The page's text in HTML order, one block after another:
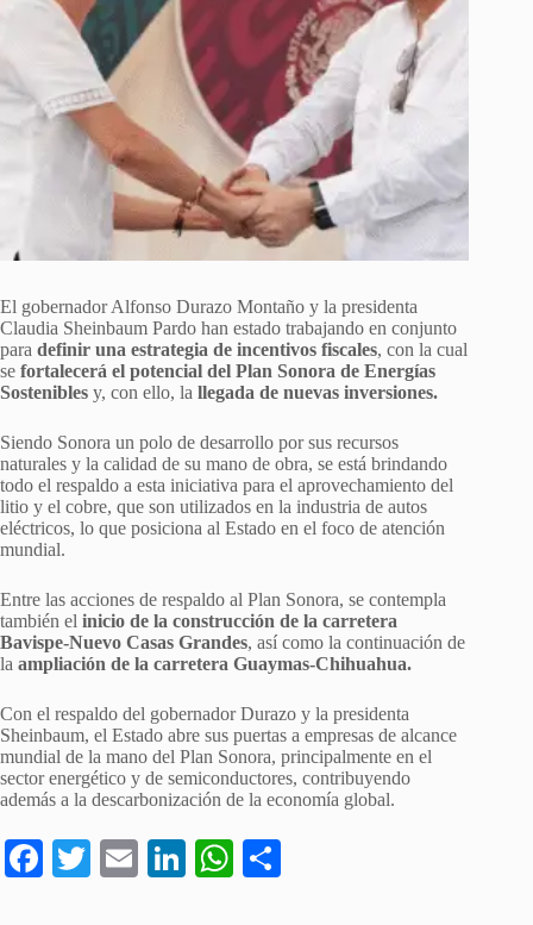
El gobernador Alfonso Durazo Montaño y la presidenta
Claudia Sheinbaum Pardo han estado trabajando en conjunto
para definir una estrategia de incentivos fiscales, con la cual
se fortalecerá el potencial del Plan Sonora de Energías
Sostenibles y, con ello, la llegada de nuevas inversiones.
Siendo Sonora un polo de desarrollo por sus recursos
naturales y la calidad de su mano de obra, se está brindando
todo el respaldo a esta iniciativa para el aprovechamiento del
litio y el cobre, que son utilizados en la industria de autos
eléctricos, lo que posiciona al Estado en el foco de atención
mundial.
Entre las acciones de respaldo al Plan Sonora, se contempla
también el inicio de la construcción de la carretera
Bavispe-Nuevo Casas Grandes, así como la continuación de
la ampliación de la carretera Guaymas-Chihuahua.
Con el respaldo del gobernador Durazo y la presidenta
Sheinbaum, el Estado abre sus puertas a empresas de alcance
mundial de la mano del Plan Sonora, principalmente en el
sector energético y de semiconductores, contribuyendo
además a la descarbonización de la economía global.
Fa T
E
Li
W